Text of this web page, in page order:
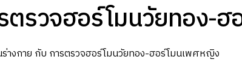
ตรวจฮอร์โมนวัยทอง-